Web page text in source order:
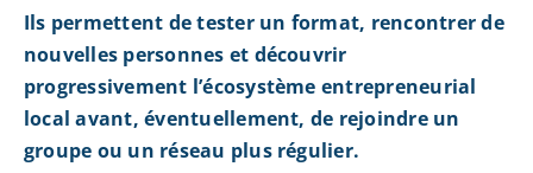
Ils permettent de tester un format, rencontrer de
nouvelles personnes et découvrir
progressivement l’écosystème entrepreneurial
local avant, éventuellement, de rejoindre un
groupe ou un réseau plus régulier.